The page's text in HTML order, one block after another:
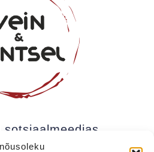
sotsiaalmeedias